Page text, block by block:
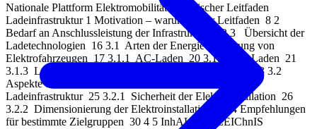
Nationale Plattform Elektromobilität Technischer Leitfaden
Ladeinfrastruktur 1 Motivation – warum dieser Leitfaden 8 2
Bedarf an Anschlussleistung der Infrastruktur 12 3 Übersicht der
Ladetechnologien 16 3.1 Arten der Energieversorgung von
Elektrofahrzeugen 17 3.1.1 AC-Laden 20 3.1.2 DC-Laden 21
3.1.3 Ladesteckvorrichtungen für die Elektromobilität 23 3.2
Aspekte der Elektroinstallation und des Betriebes der
Ladeinfrastruktur 25 3.2.1 Sicherheit der Elektroinstallation 26
3.2.2 Dimensionierung der Elektroinstallation 27 4 Empfehlungen
für bestimmte Zielgruppen 30 4 5 InhALtSvErZEIChnIS